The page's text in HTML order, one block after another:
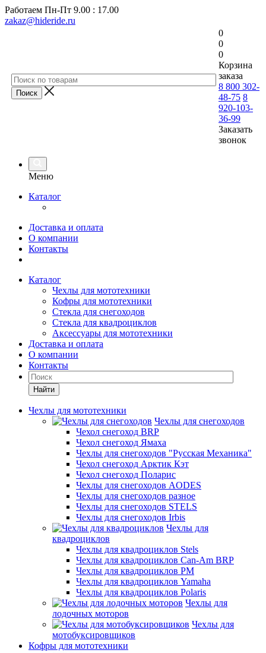
Работаем Пн-Пт 9.00 : 17.00
zakaz@hideride.ru
0
0
0
Корзина
заказа
8 800 302-
48-75 8
920-103-
36-99
Заказать
звонок
Меню
Каталог
Доставка и оплата
О компании
Контакты
Каталог
Чехлы для мототехники
Кофры для мототехники
Стекла для снегоходов
Стекла для квадроциклов
Аксессуары для мототехники
Доставка и оплата
О компании
Контакты
Найти
Чехлы для мототехники
Чехлы для снегоходов
Чехол снегоход BRP
Чехол снегоход Ямаха
Чехлы для снегоходов "Русская Механика"
Чехол снегоход Арктик Кэт
Чехол снегоход Поларис
Чехлы для снегоходов AODES
Чехлы для снегоходов разное
Чехлы для снегоходов STELS
Чехлы для снегоходов Irbis
Чехлы для
квадроциклов
Чехлы для квадроциклов Stels
Чехлы для квадроциклов Can-Am BRP
Чехлы для квадроциклов РМ
Чехлы для квадроциклов Yamaha
Чехлы для квадроциклов Polaris
Чехлы для
лодочных моторов
Чехлы для
мотобуксировщиков
Кофры для мототехники